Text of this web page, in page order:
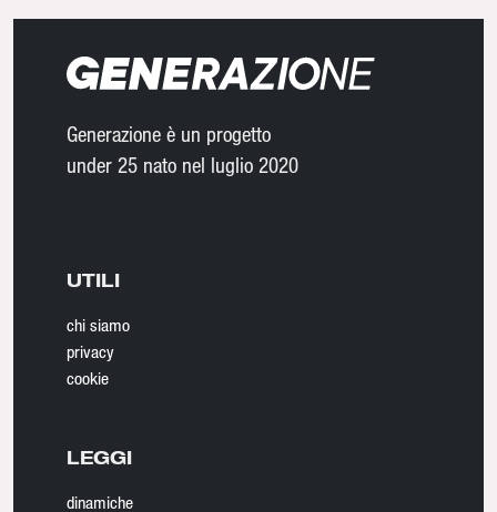
Generazione è un progetto
under 25 nato nel luglio 2020
UTILI
chi siamo
privacy
cookie
LEGGI
dinamiche